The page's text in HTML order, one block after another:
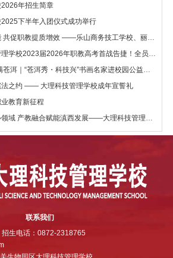
年招生简章
下半年入团仪式成功举行
增效 ——乐山商务技工学校、丽江祥和职高莅临大理科技管理学校交流考察
校2023届2026年职教高考首战告捷！全员上线创辉煌！
｜“苍洱秀・科技兴”书画名家进校园公益活动圆满举行
法之约 —— 大理科技管理学校成年宣誓礼
教育新征程
滇西发展——大理科技管理学校与中国广电云南网络有限公司大理州分公司校企合作交流会
联系我们
生电话：0872-2318765